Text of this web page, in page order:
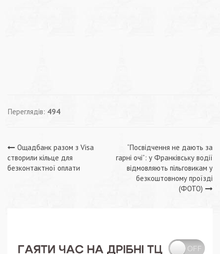
Переглядів: 494
Навігація
записів
Ощадбанк разом з Visa
створили кільце для
безконтактної оплати
“Посвідчення не дають за
гарні очі”: у Франківську водії
відмовляють пільговикам у
безкоштовному проїзді
(ФОТО)